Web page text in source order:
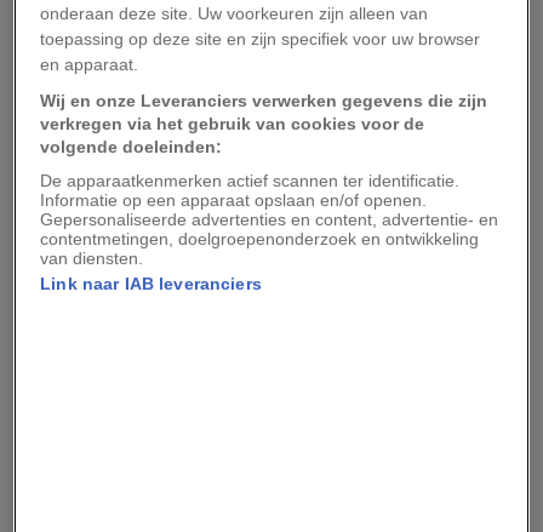
gingen mensen de straat op om te demonstreren
voor een beter milieubeleid. Aangespoord door
binnen vijf jaar enkele van de meest
vérstrekkende milieuwetten uit de Amerikaanse
geschiedenis aan: de vorming van de
Environmental Protection Agency(EPA)(1970) en
de afkondiging van de
(1970), de
Clean Water Act(1972), de
onderaan deze site. Uw voorkeuren zijn alleen van
toepassing op deze site en zijn specifiek voor uw browser
en apparaat.
Wij en onze Leveranciers verwerken gegevens die zijn
verkregen via het gebruik van cookies voor de
volgende doeleinden:
De apparaatkenmerken actief scannen ter identificatie.
Informatie op een apparaat opslaan en/of openen.
Gepersonaliseerde advertenties en content, advertentie- en
contentmetingen, doelgroepenonderzoek en ontwikkeling
van diensten.
Link naar IAB leveranciers